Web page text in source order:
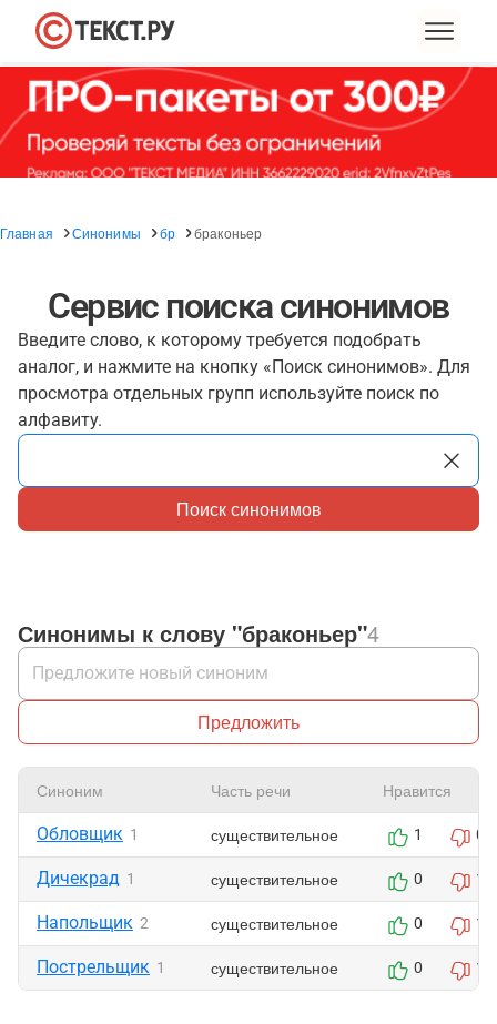
Главная Синонимы бр браконьер
Сервис поиска синонимов
Введите слово, к которому требуется подобрать
аналог, и нажмите на кнопку «Поиск синонимов». Для
просмотра отдельных групп используйте поиск по
алфавиту.
Поиск синонимов
Синонимы к слову "браконьер"4
Предложить
Синоним Часть речи Нравится
Обловщик 1 существительное 1 0
Дичекрад 1 существительное 0 1
Напольщик 2 существительное 0 1
Пострельщик 1 существительное 0 1